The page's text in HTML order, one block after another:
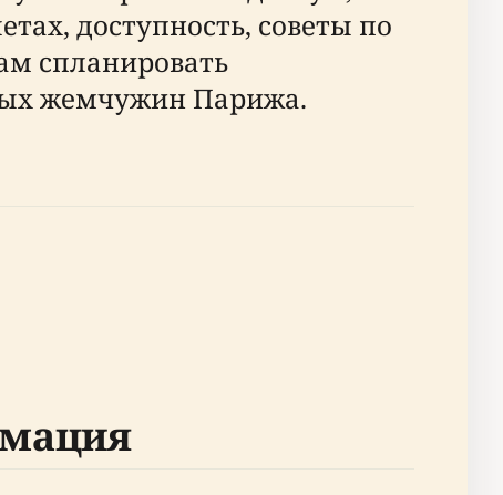
доступность, советы по
спланировать
жемчужин Парижа.